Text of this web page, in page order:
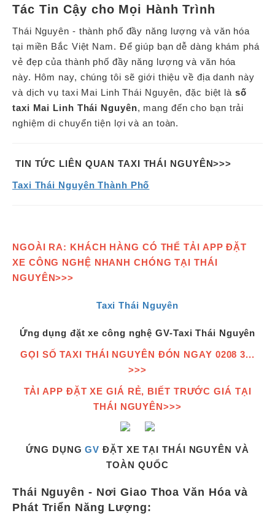
Tác Tin Cậy cho Mọi Hành Trình
Thái Nguyên - thành phố đầy năng lượng và văn hóa
tại miền Bắc Việt Nam. Để giúp bạn dễ dàng khám phá
vẻ đẹp của thành phố đầy năng lượng và văn hóa
này. Hôm nay, chúng tôi sẽ giới thiệu về địa danh này
và dịch vụ taxi Mai Linh Thái Nguyên, đặc biệt là số
taxi Mai Linh Thái Nguyên, mang đến cho bạn trải
nghiệm di chuyển tiện lợi và an toàn.
TIN TỨC LIÊN QUAN TAXI THÁI NGUYÊN>>>
Taxi Thái Nguyên Thành Phố
NGOÀI RA: KHÁCH HÀNG CÓ THỂ TẢI APP ĐẶT
XE CÔNG NGHỆ NHANH CHÓNG TẠI THÁI
NGUYÊN>>>
Taxi Thái Nguyên
Ứng dụng đặt xe công nghệ GV-Taxi Thái Nguyên
GỌI SỐ TAXI THÁI NGUYÊN ĐÓN NGAY 0208 3...
>>>
TẢI APP ĐẶT XE GIÁ RẺ, BIẾT TRƯỚC GIÁ TẠI
THÁI NGUYÊN>>>
ỨNG DỤNGGV ĐẶT XE TẠI THÁI NGUYÊN VÀ
TOÀN QUỐC
Thái Nguyên - Nơi Giao Thoa Văn Hóa và
Phát Triển Năng Lượng: